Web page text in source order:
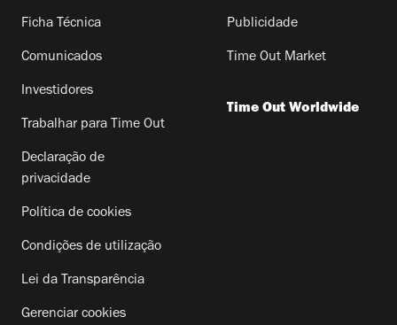
Ficha Técnica
Comunicados
Investidores
Trabalhar para Time Out
Declaração de
privacidade
Política de cookies
Condições de utilização
Lei da Transparência
Gerenciar cookies
Publicidade
Time Out Market
Time Out Worldwide